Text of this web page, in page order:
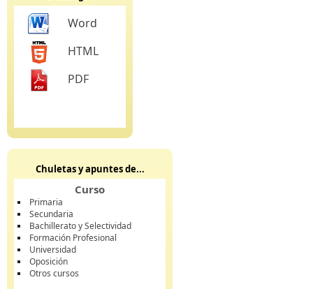
Word
HTML
PDF
Chuletas y apuntes de...
Curso
Primaria
Secundaria
Bachillerato y Selectividad
Formación Profesional
Universidad
Oposición
Otros cursos